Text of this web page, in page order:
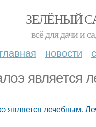
ЗЕЛЁНЫЙ
всё для дачи и
главная новости
является
является лечебным.